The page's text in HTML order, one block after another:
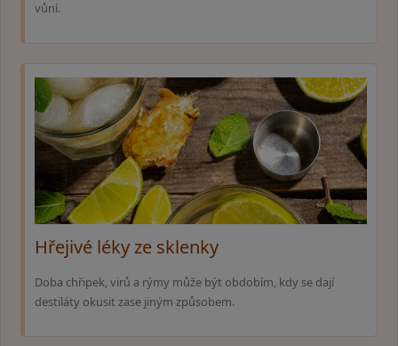
vůní.
Hřejivé léky ze sklenky
Doba chřipek, virů a rýmy může být obdobím, kdy se dají
destiláty okusit zase jiným způsobem.